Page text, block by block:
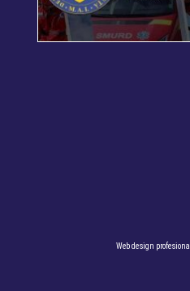
Web design profesional